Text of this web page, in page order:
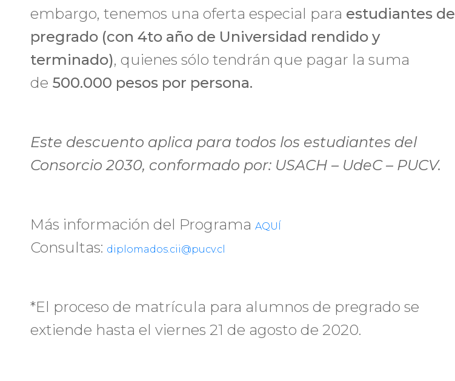
embargo, tenemos una oferta especial para estudiantes de
pregrado (con 4to año de Universidad rendido y
terminado), quienes sólo tendrán que pagar la suma
de 500.000 pesos por persona.
Este descuento aplica para todos los estudiantes del
Consorcio 2030, conformado por: USACH – UdeC – PUCV.
Más información del Programa AQUÍ
Consultas: diplomados.cii@pucv.cl
*El proceso de matrícula para alumnos de pregrado se
extiende hasta el viernes 21 de agosto de 2020.